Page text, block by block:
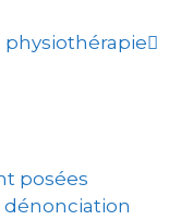
posées
dénonciation